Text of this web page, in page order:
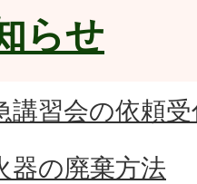
らせ
講習会の依頼受
器の廃棄方法